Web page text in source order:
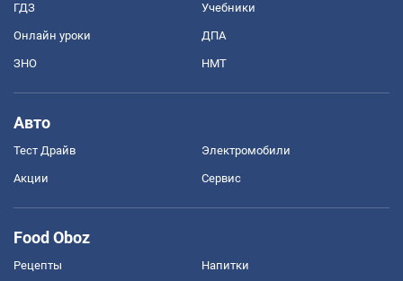
ГДЗ Учебники
Онлайн уроки ДПА
ЗНО НМТ
Авто
Тест Драйв Электромобили
Акции Сервис
Food Oboz
Рецепты Напитки